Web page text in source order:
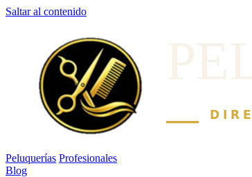
Saltar al contenido
Peluquerías Profesionales
Blog